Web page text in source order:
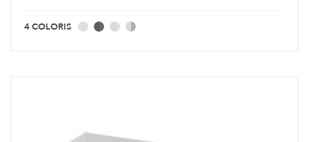
4 COLORIS